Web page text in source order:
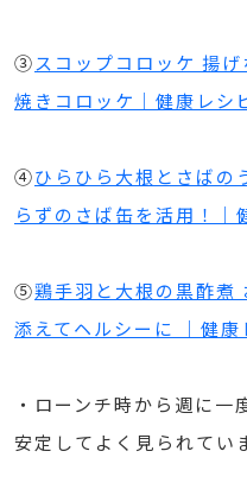
③スコップコロッケ 揚
焼きコロッケ｜健康レシ
④ひらひら大根とさばの
らずのさば缶を活用！｜
⑤鶏手羽と大根の黒酢煮
添えてヘルシーに ｜健康
・ローンチ時から週に
安定してよく見られてい